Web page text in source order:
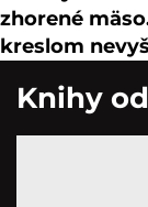
zhorené
kreslom
Knihy